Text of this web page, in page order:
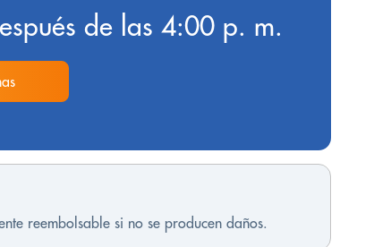
de las 4:00 p. m.
reembolsable si no se producen daños.